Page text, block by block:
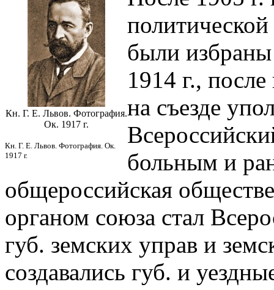
Кн. Г. Е. Львов. Фотография.
Ок. 1917 г.
Кн. Г. Е. Львов. Фотография. Ок.
1917 г.
были
1914 г.,
на съезде
больным и
общероссийская
органом союза стал
губ. земских управ и
создавались губ. и